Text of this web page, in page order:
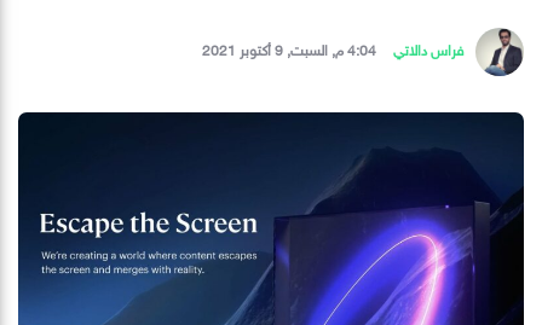
فراس دالاتي 4:04 م, السبت, 9 أكتوبر 2021